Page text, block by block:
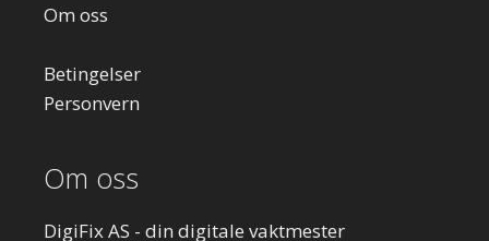
Om oss
Betingelser
Personvern
Om oss
DigiFix AS - din digitale vaktmester